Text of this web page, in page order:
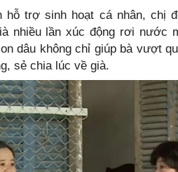
trợ sinh hoạt cá nhân, chị
nhiều lần xúc động rơi nước
dâu không chỉ giúp bà vượt
sẻ chia lúc về già.